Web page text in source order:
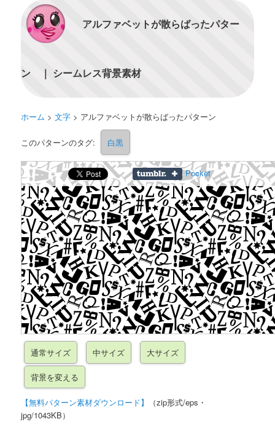
アルファベットが散らばったパター
ン ｜ シームレス背景素材
ホーム >文字 > アルファベットが散らばったパターン
このパターンのタグ: 白黒
Pocket
【無料パターン素材ダウンロード】
（zip形式/eps・
jpg/1043KB）